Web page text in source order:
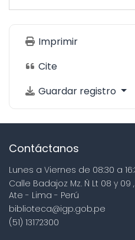
Imprimir
Cite
Guardar registro
Contáctanos
Lunes a Viernes de 08:30 a
Calle Badajoz Mz. Ñ Lt 08 y
Ate - Lima - Perú
biblioteca@igp.gob.pe
(51) 13172300